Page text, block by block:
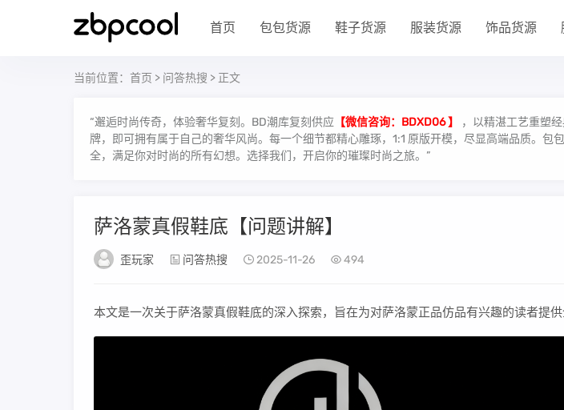
首页 包包货源 鞋子货源 服装货源 饰品货源
当前位置： 首页 > 问答热搜 > 正文
“邂逅时尚传奇，体验奢华复刻。BD潮库复刻供应 【微信咨询：BDXD06 】
，以精湛工艺重塑
牌，即可拥有属于自己的奢华风尚。每一个细节都精心雕琢，1:1 原版开模，尽显高端品质。包
全，满足你对时尚的所有幻想。选择我们，开启你的璀璨时尚之旅。”
萨洛蒙真假鞋底【问题讲解】
歪玩家 问答热搜 2025-11-26 494
本文是一次关于萨洛蒙真假鞋底的深入探索，旨在为对萨洛蒙正品仿品有兴趣的读者提供